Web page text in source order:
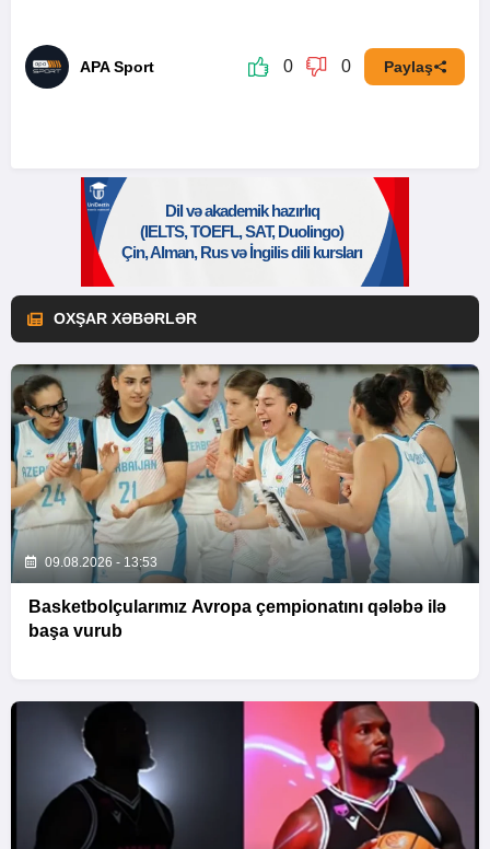
APA Sport 0 0 Paylaş
OXŞAR XƏBƏRLƏR
09.08.2026 - 13:53
Basketbolçularımız Avropa çempionatını qələbə ilə
başa vurub